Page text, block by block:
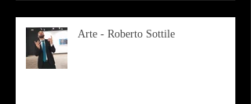
Arte - Roberto Sottile